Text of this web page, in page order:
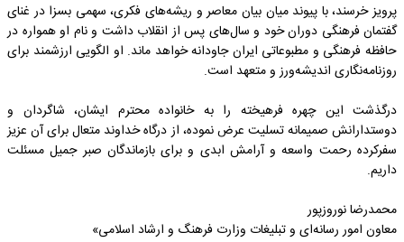
پرویز خرسند، با پیوند میان بیان معاصر و ریشه‌های فکری، سهمی بسزا در غنای
گفتمان فرهنگی دوران خود و سال‌های پس از انقلاب داشت و نام او همواره در
حافظه فرهنگی و مطبوعاتی ایران جاودانه خواهد ماند. او الگویی ارزشمند برای
روزنامه‌نگاری اندیشه‌ورز و متعهد است.
درگذشت این چهره فرهیخته را به خانواده محترم ایشان، شاگردان و
دوستدارانش صمیمانه تسلیت عرض نموده، از درگاه خداوند متعال برای آن عزیز
سفرکرده رحمت واسعه و آرامش ابدی و برای بازماندگان صبر جمیل مسئلت
داریم.
محمدرضا نوروزپور
معاون امور رسانه‌ای و تبلیغات وزارت فرهنگ و ارشاد اسلامی»